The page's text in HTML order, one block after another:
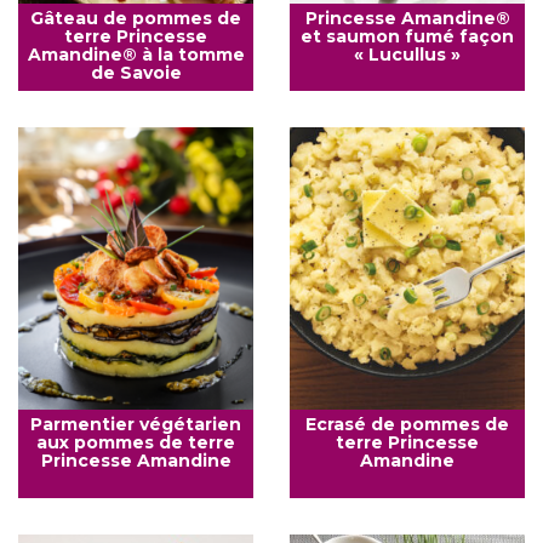
Gâteau de pommes de
terre Princesse
Amandine® à la tomme
de Savoie
Princesse Amandine®
et saumon fumé façon
« Lucullus »
Parmentier végétarien
aux pommes de terre
Princesse Amandine
Ecrasé de pommes de
terre Princesse
Amandine